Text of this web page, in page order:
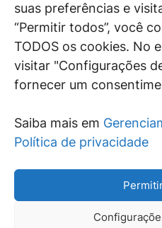
suas preferências e
“Permitir todos”, você
TODOS os cookies. No
visitar "Configurações
fornecer um
Saiba mais em
Política de privacidade
SIGA